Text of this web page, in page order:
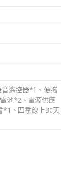
遙控器*1、便攜
池*2、電源供應
*1、四季線上30天